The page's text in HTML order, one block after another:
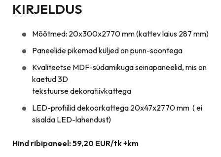
KIRJELDUS
Mõõtmed: 20x300x2770 mm (kattev laius 287 mm)
Paneelide pikemad küljed on punn-soontega
Kvaliteetse MDF-südamikuga seinapaneelid, mis on
kaetud 3D
tekstuurse dekoratiivkattega
LED-profiilid dekoorkattega 20x47x2770 mm ( ei
sisalda LED-lahendust)
Hind ribipaneel: 59,20 EUR/tk +km